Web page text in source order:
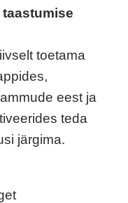
toetama
eest ja
teda
järgima.